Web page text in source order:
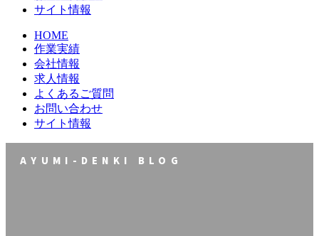
サイト情報
HOME
作業実績
会社情報
求人情報
よくあるご質問
お問い合わせ
サイト情報
AYUMI-DENKI BLOG